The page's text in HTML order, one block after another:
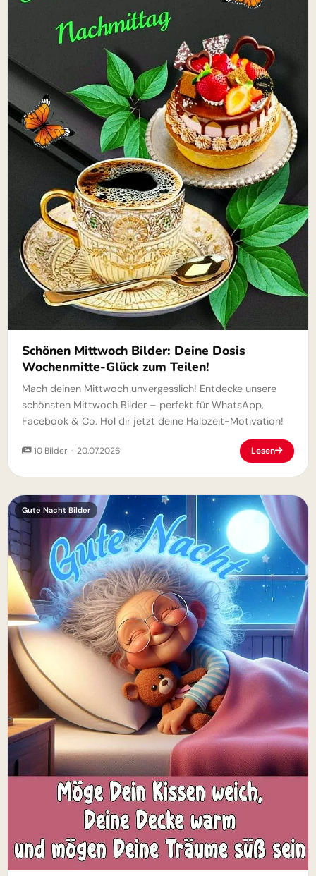
Schönen Mittwoch Bilder: Deine Dosis
Wochenmitte-Glück zum Teilen!
Mach deinen Mittwoch unvergesslich! Entdecke unsere
schönsten Mittwoch Bilder – perfekt für WhatsApp,
Facebook & Co. Hol dir jetzt deine Halbzeit-Motivation!
10 Bilder · 20.07.2026 Lesen
Gute Nacht Bilder